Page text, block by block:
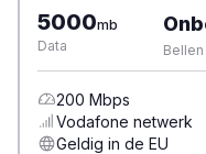
5000mb
Data
Bellen
200 Mbps
Vodafone netwerk
Geldig in de EU